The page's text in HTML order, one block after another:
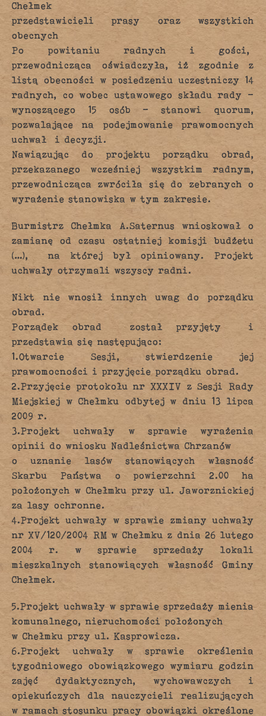
Chełmek
przedstawicieli prasy oraz wszystkich
obecnych
Po powitaniu radnych i gości,
przewodnicząca oświadczyła, iż zgodnie z
listą obecności w posiedzeniu uczestniczy 14
radnych, co wobec ustawowego składu rady –
wynoszącego 15 osób – stanowi quorum,
pozwalające na podejmowanie prawomocnych
uchwał i decyzji.
Nawiązując do projektu porządku obrad,
przekazanego wcześniej wszystkim radnym,
przewodnicząca zwróciła się do zebranych o
wyrażenie stanowiska w tym zakresie.
Burmistrz Chełmka A.Saternus wnioskował o
zamianę od czasu ostatniej komisji budżetu
(…), na której był opiniowany. Projekt
uchwały otrzymali wszyscy radni.
Nikt nie wnosił innych uwag do porządku
obrad.
Porządek obrad został przyjęty i
przedstawia się następująco:
1.Otwarcie Sesji, stwierdzenie jej
prawomocności i przyjęcie porządku obrad.
2.Przyjęcie protokołu nr XXXIV z Sesji Rady
Miejskiej w Chełmku odbytej w dniu 13 lipca
2009 r.
3.Projekt uchwały w sprawie wyrażenia
opinii do wniosku Nadleśnictwa Chrzanów
o uznanie lasów stanowiących własność
Skarbu Państwa o powierzchni 2.00 ha
położonych w Chełmku przy ul. Jaworznickiej
za lasy ochronne.
4.Projekt uchwały w sprawie zmiany uchwały
nr XV/120/2004 RM w Chełmku z dnia 26 lutego
2004 r. w sprawie sprzedaży lokali
mieszkalnych stanowiących własność Gminy
Chełmek.
5.Projekt uchwały w sprawie sprzedaży mienia
komunalnego, nieruchomości położonych
w Chełmku przy ul. Kasprowicza.
6.Projekt uchwały w sprawie określenia
tygodniowego obowiązkowego wymiaru godzin
zajęć dydaktycznych, wychowawczych i
opiekuńczych dla nauczycieli realizujących
w ramach stosunku pracy obowiązki określone